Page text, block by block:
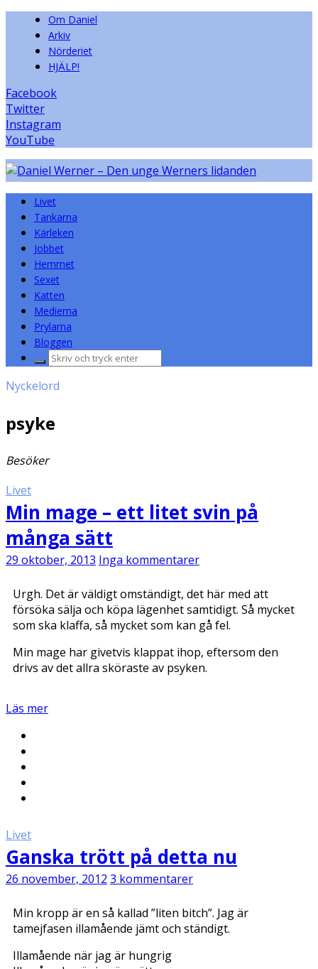
Om Daniel
Arkiv
Nörderiet
HJÄLP!
Facebook
Twitter
Instagram
YouTube
Livet
Tankarna
Kärleken
Jobbet
Hemmet
Sexet
Katten
Medierna
Prylarna
Bloggen
Sök
Nyckelord
psyke
Besöker
Livet
Min mage – ett litet svin på
många sätt
29 oktober, 2013 Inga kommentarer
Urgh. Det är väldigt omständigt, det här med att
försöka sälja och köpa lägenhet samtidigt. Så mycket
som ska klaffa, så mycket som kan gå fel.
Min mage har givetvis klappat ihop, eftersom den
drivs av det allra sköraste av psyken.
Läs mer
Livet
Ganska trött på detta nu
26 november, 2012 3 kommentarer
Min kropp är en så kallad ”liten bitch”. Jag är
tamejfasen illamående jämt och ständigt.
Illamående när jag är hungrig